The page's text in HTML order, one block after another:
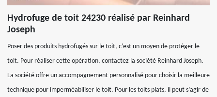
Hydrofuge de toit 24230 réalisé par Reinhard
Joseph
Poser des produits hydrofugés sur le toit, c’est un moyen de protéger le
toit. Pour réaliser cette opération, contactez la société Reinhard Joseph.
La société offre un accompagnement personnalisé pour choisir la meilleure
technique pour imperméabiliser le toit. Pour les toits plats, il peut s’agir de